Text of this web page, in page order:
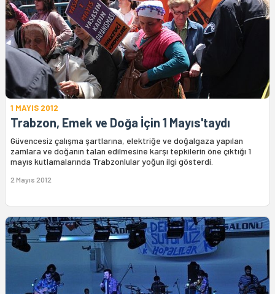
1 MAYIS 2012
Trabzon, Emek ve Doğa İçin 1 Mayıs'taydı
Güvencesiz çalışma şartlarına, elektriğe ve doğalgaza yapılan
zamlara ve doğanın talan edilmesine karşı tepkilerin öne çıktığı 1
mayıs kutlamalarında Trabzonlular yoğun ilgi gösterdi.
2 Mayıs 2012